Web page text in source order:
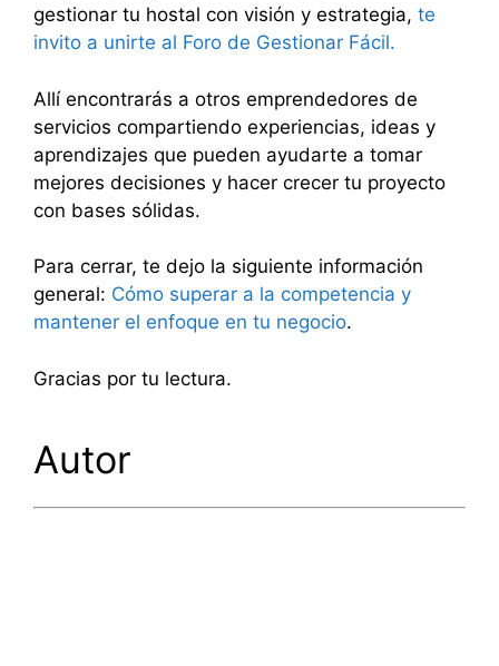
gestionar tu hostal con visión y estrategia, te
invito a unirte al Foro de Gestionar Fácil.
Allí encontrarás a otros emprendedores de
servicios compartiendo experiencias, ideas y
aprendizajes que pueden ayudarte a tomar
mejores decisiones y hacer crecer tu proyecto
con bases sólidas.
Para cerrar, te dejo la siguiente información
general: Cómo superar a la competencia y
mantener el enfoque en tu negocio.
Gracias por tu lectura.
Autor